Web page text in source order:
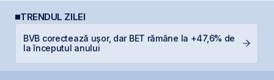
TRENDUL ZILEI
BVB corectează ușor, dar BET rămâne la +47,6% de
la începutul anului